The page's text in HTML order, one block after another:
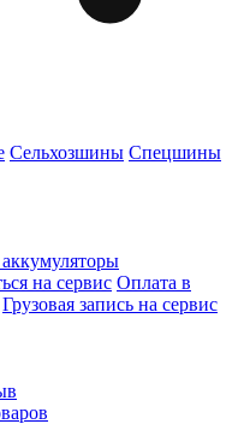
Сельхозшины Спецшины
на сервис Оплата в
Грузовая запись на сервис